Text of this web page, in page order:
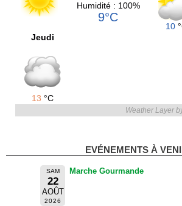
Humidité : 100%
9°C
10
Jeudi
13 °C
Weather Layer
EVÉNEMENTS À
SAM
22
AOÛT
2026
Marche Gourmande